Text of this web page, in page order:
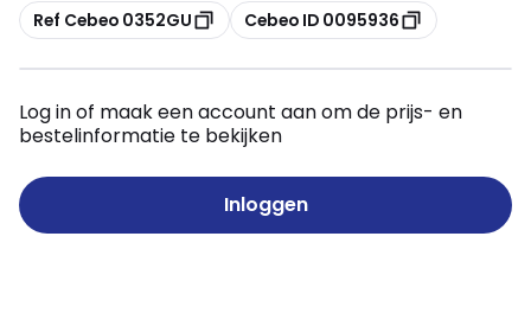
Kopiëren
Ref Cebeo 0352GU Kopiëren
Cebeo ID 0095936
Log in of maak een account aan om de prijs- en
bestelinformatie te bekijken
Inloggen